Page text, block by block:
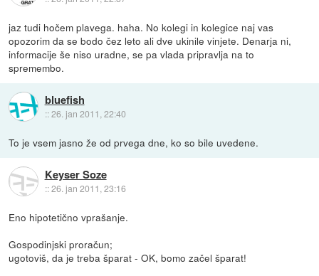
jaz tudi hočem plavega. haha. No kolegi in kolegice naj vas
opozorim da se bodo čez leto ali dve ukinile vinjete. Denarja ni,
informacije še niso uradne, se pa vlada pripravlja na to
spremembo.
bluefish
::26. jan 2011, 22:40
To je vsem jasno že od prvega dne, ko so bile uvedene.
Keyser Soze
::26. jan 2011, 23:16
Eno hipotetično vprašanje.
Gospodinjski proračun;
ugotoviš, da je treba šparat - OK, bomo začel šparat!